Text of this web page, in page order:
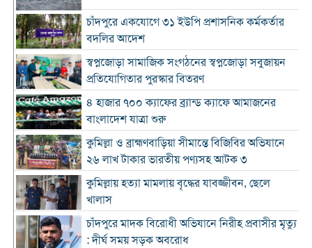
চাঁদপুরে একযোগে ৩১ ইউপি প্রশাসনিক কর্মকর্তার
বদলির আদেশ
স্বপ্নজোড়া সামাজিক সংগঠনের স্বপ্নজোড়া সবুজায়ন
প্রতিযোগিতার পুরস্কার বিতরণ
৪ হাজার ৭০০ ক্যাফের ব্র্যান্ড ক্যাফে আমাজনের
বাংলাদেশ যাত্রা শুরু
কুমিল্লা ও ব্রাহ্মণবাড়িয়া সীমান্তে বিজিবির অভিযানে
২৬ লাখ টাকার ভারতীয় পণ্যসহ আটক ৩
কুমিল্লায় হত্যা মামলায় বৃদ্ধের যাবজ্জীবন, ছেলে
খালাস
চাঁদপুরে মাদক বিরোধী অভিযানে নিরীহ প্রবাসীর মৃত্যু
: দীর্ঘ সময় সড়ক অবরোধ